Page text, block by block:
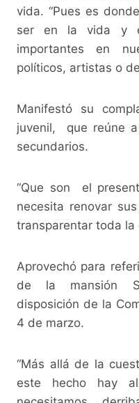
vida. “Pues es
ser en la vida y
importantes en
políticos, artistas o
Manifestó su
juvenil, que reúne
secundarios.
“Que son el
necesita renovar
transparentar toda la
Aprovechó para
de la mansión
disposición de la
4 de marzo.
“Más allá de la
este hecho hay